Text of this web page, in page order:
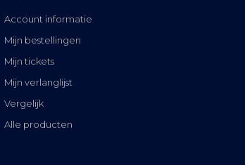
Account informatie
Mijn bestellingen
Mijn tickets
Mijn verlanglijst
Vergelijk
Alle producten